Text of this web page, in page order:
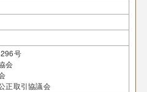
号
会
正取引協議会